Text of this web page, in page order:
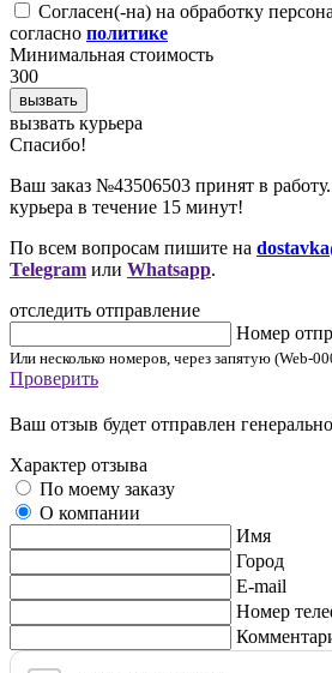
Согласен(-на) на обработку
согласно политике
Минимальная стоимость
300
вызвать
вызвать курьера
Cпасибо!
Ваш заказ №43506503 принят в
курьера в течение 15 минут!
По всем вопросам пишите на
Telegram или Whatsapp.
отследить отправление
Номер
Или несколько номеров, через запятую (Web-
Проверить
Ваш отзыв будет отправлен
Характер отзыва
По моему заказу
О компании
Имя
Город
E-mail
Номер